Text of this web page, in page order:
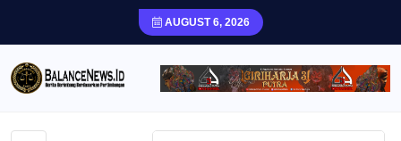
AUGUST 6, 2026